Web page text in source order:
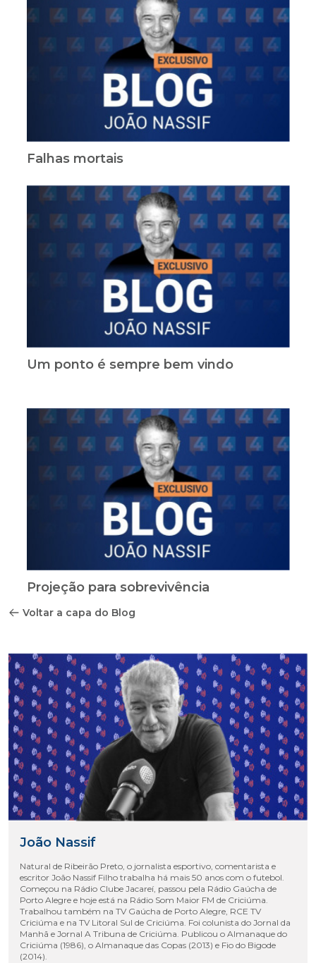
Falhas mortais
Um ponto é sempre bem vindo
Projeção para sobrevivência
Voltar a capa do Blog
João Nassif
Natural de Ribeirão Preto, o jornalista esportivo, comentarista e
escritor João Nassif Filho trabalha há mais 50 anos com o futebol.
Começou na Rádio Clube Jacareí, passou pela Rádio Gaúcha de
Porto Alegre e hoje está na Rádio Som Maior FM de Criciúma.
Trabalhou também na TV Gaúcha de Porto Alegre, RCE TV
Criciúma e na TV Litoral Sul de Criciúma. Foi colunista do Jornal da
Manhã e Jornal A Tribuna de Criciúma. Publicou o Almanaque do
Criciúma (1986), o Almanaque das Copas (2013) e Fio do Bigode
(2014).